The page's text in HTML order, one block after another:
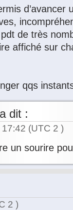
d’avancer
de très
affiché sur
qqs
a dit :
(UTC 2 )
un sourire
2 )